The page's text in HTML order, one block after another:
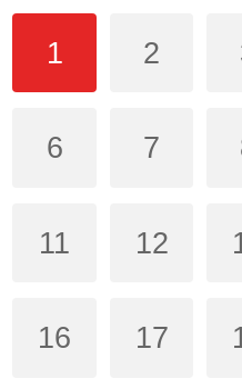
1 2
6 7
11 12
16 17